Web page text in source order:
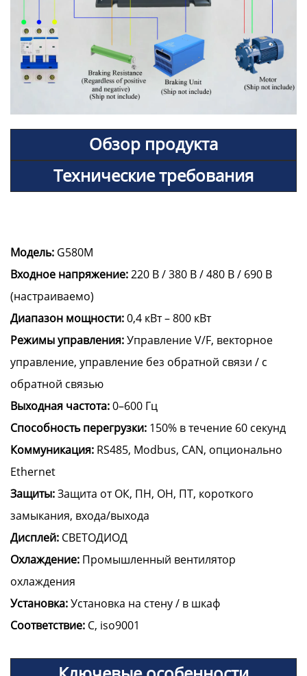
Обзор продукта
Технические требования
Модель: G580M
Входное напряжение:220 В / 380 В / 480 В / 690 В
(настраиваемо)
Диапазон мощности:0,4 кВт – 800 кВт
Режимы управления:Управление V/F, векторное
управление, управление без обратной связи / с
обратной связью
Выходная частота:0–600 Гц
Способность перегрузки: 150% в течение 60 секунд
Коммуникация: RS485, Modbus, CAN, опционально
Ethernet
Защиты:Защита от ОК, ПН, ОН, ПТ, короткого
замыкания, входа/выхода
Дисплей: СВЕТОДИОД
Охлаждение: Промышленный вентилятор
охлаждения
Установка:Установка на стену / в шкаф
Соответствие: C, iso9001